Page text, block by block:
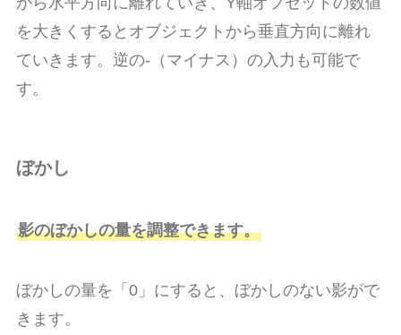
を大きくするとオブジェクトから垂直方向に離れ
ていきます。逆の-（マイナス）の入力も可能で
す。
ぼかし
影のぼかしの量を調整できます。
ぼかしの量を「0」にすると、ぼかしのない影がで
きます。